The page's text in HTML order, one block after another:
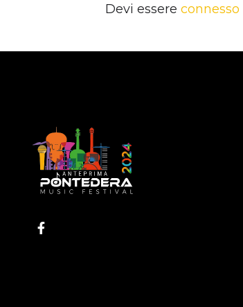
Devi essere connesso